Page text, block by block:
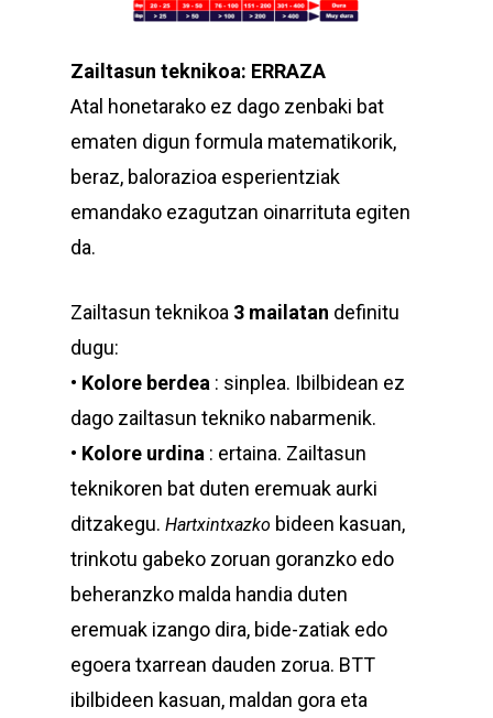
Zailtasun teknikoa: ERRAZA
Atal honetarako ez dago zenbaki bat
ematen digun formula matematikorik,
beraz, balorazioa esperientziak
emandako ezagutzan oinarrituta egiten
da.
Zailtasun teknikoa 3 mailatan definitu
dugu:
• Kolore berdea : sinplea. Ibilbidean ez
dago zailtasun tekniko nabarmenik.
• Kolore urdina : ertaina. Zailtasun
teknikoren bat duten eremuak aurki
ditzakegu. Hartxintxazko bideen kasuan,
trinkotu gabeko zoruan goranzko edo
beheranzko malda handia duten
eremuak izango dira, bide-zatiak edo
egoera txarrean dauden zorua. BTT
ibilbideen kasuan, maldan gora eta